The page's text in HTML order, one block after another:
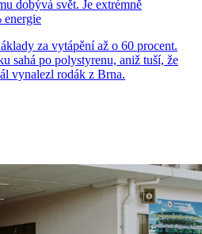
dobývá svět. Je extrémně
energie
za vytápění až o 60 procent.
sahá po polystyrenu, aniž tuší, že
vynalezl rodák z Brna.